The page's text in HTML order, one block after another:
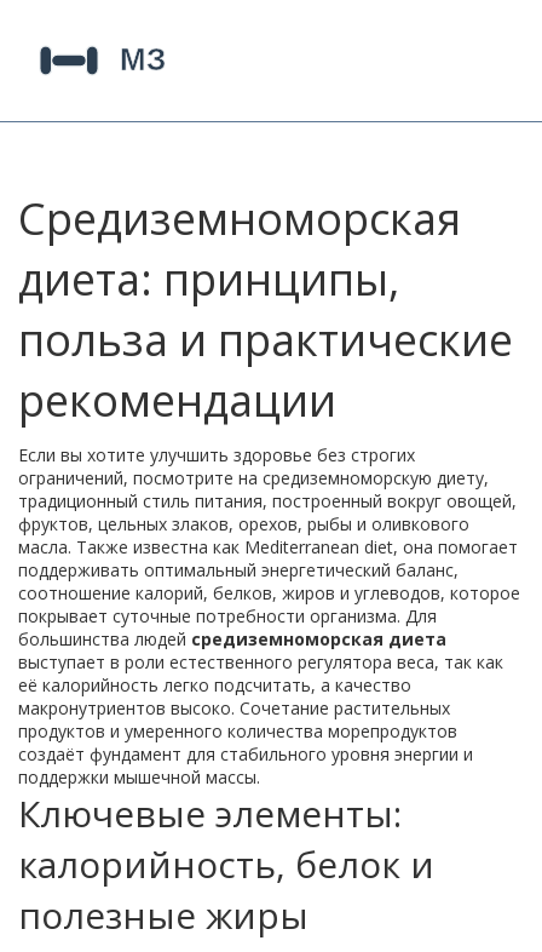
Средиземноморская
диета: принципы,
польза и практические
рекомендации
Если вы хотите улучшить здоровье без строгих
ограничений, посмотрите на средиземноморскую диету,
традиционный стиль питания, построенный вокруг овощей,
фруктов, цельных злаков, орехов, рыбы и оливкового
масла. Также известна как Mediterranean diet, она помогает
поддерживать оптимальный энергетический баланс,
соотношение калорий, белков, жиров и углеводов, которое
покрывает суточные потребности организма. Для
большинства людей средиземноморская диета
выступает в роли естественного регулятора веса, так как
её калорийность легко подсчитать, а качество
макронутриентов высоко. Сочетание растительных
продуктов и умеренного количества морепродуктов
создаёт фундамент для стабильного уровня энергии и
поддержки мышечной массы.
Ключевые элементы:
калорийность, белок и
полезные жиры